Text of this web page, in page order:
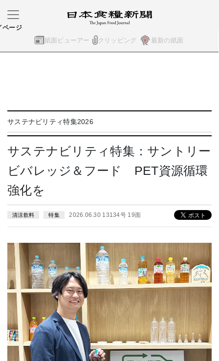
紙面ビューアー クリッピング 最新の紙面
ページ
サステナビリティ特集2026
サステナビリティ特集：サントリー
ビバレッジ＆フード PET資源循環
強化を
清涼飲料 特集 2026.06.30 13134号 19面